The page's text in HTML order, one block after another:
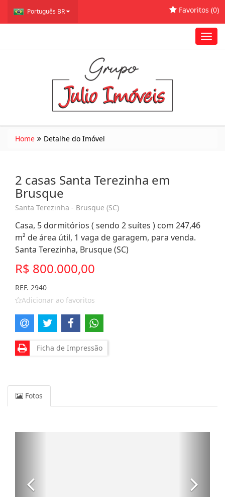
Português BR Favoritos (0)
Home Detalhe do Imóvel
2 casas Santa Terezinha em
Brusque
Santa Terezinha - Brusque (SC)
Casa, 5 dormitórios ( sendo 2 suítes ) com 247,46
m² de área útil, 1 vaga de garagem, para venda.
Santa Terezinha, Brusque (SC)
R$ 800.000,00
REF. 2940
Adicionar ao favoritos
Ficha de Impressão
Fotos